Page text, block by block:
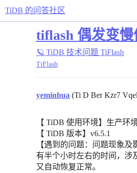
TiDB 的问答社区
tiflash 偶发变
🪐 TiDB 技术问题 TiFlash
TiFlash
yeminhua (Ti D Ber Kzr7
【 TiDB 使用环境】生产环
【 TiDB 版本】v6.5.1
【遇到的问题：问题现象及
有半个小时左右的时间，涉
又自动恢复正常。